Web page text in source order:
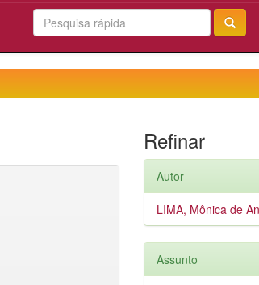
Refinar
Autor
LIMA, Mônica de
Assunto